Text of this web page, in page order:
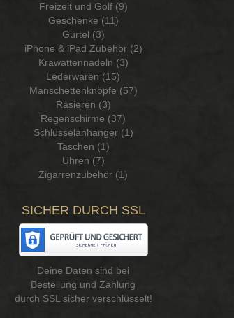
Freizeit und Golf (9)
Geschenke (11)
Gürtel (3)
iPhone & iPad Zubehör (2)
Krawattennadeln (3)
Lederwaren (15)
Manschettenknöpfe (57)
Rasieren (3)
Regenschirme (37)
Schlüsselanhänger (1)
Taschen (1)
Uhren (7)
Zigarrenzubehör (1)
SICHER DURCH SSL
Deine Daten sind bei
Bestellung und Zahlung
durch SSL sicher verschlüsselt!